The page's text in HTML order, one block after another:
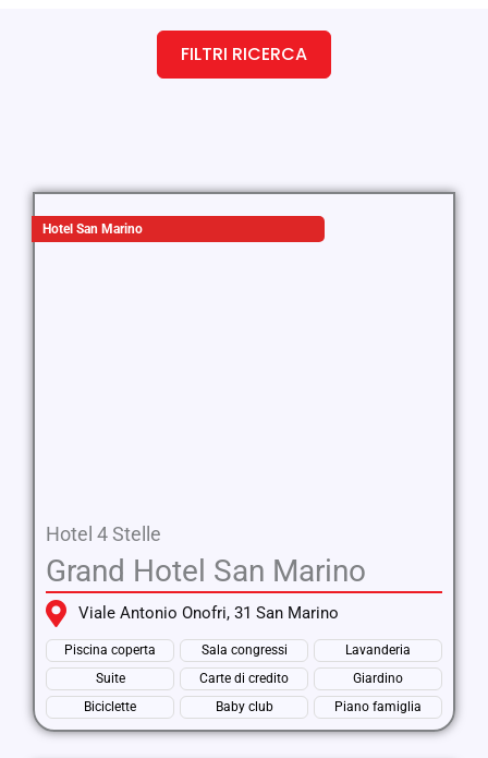
FILTRI RICERCA
Hotel San Marino
Hotel 4 Stelle
Grand Hotel San Marino
Viale Antonio Onofri, 31 San Marino
Piscina coperta Sala congressi
Lavanderia
Suite
Carte di credito
Giardino
Biciclette
Baby club Piano famiglia